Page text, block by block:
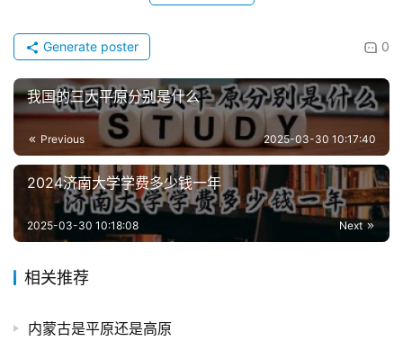
0
Generate poster
我国的三大平原分别是什么
Previous 2025-03-30 10:17:40
2024济南大学学费多少钱一年
Next
2025-03-30 10:18:08
相关推荐
内蒙古是平原还是高原